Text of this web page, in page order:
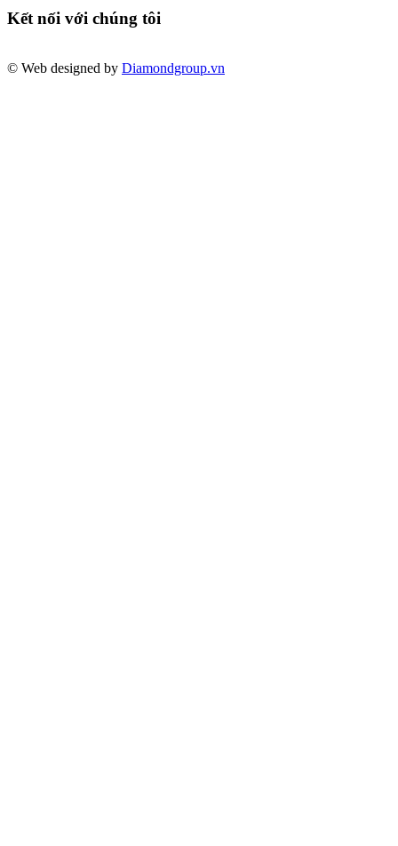
Kết nối với chúng tôi
© Web designed by Diamondgroup.vn